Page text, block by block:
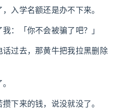
入学名额还是办不下来。
：「你不会被骗了吧？」
过去，那黄牛把我拉黑删除
下来的钱，说没就没了。